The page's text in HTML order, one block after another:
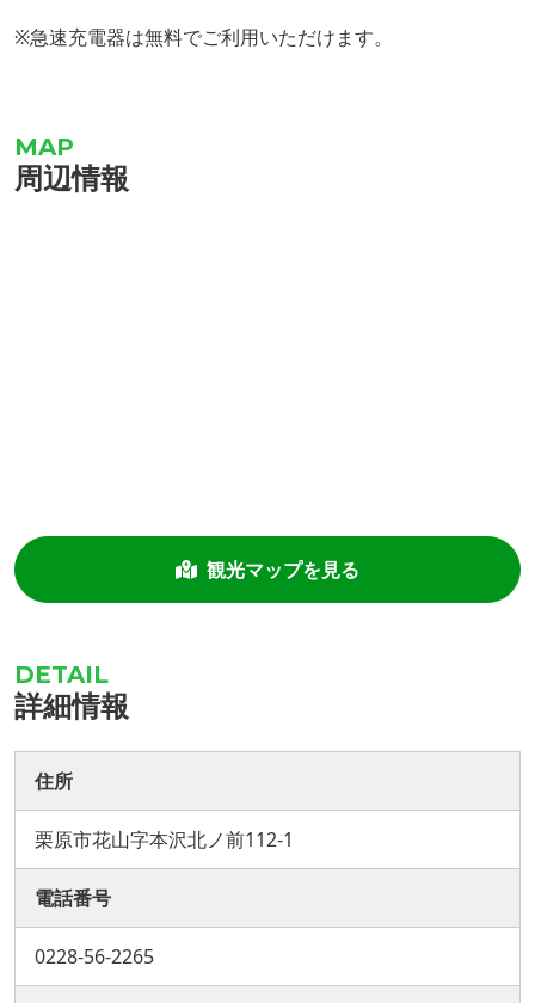
※急速充電器は無料でご利用いただけます。
周辺情報
観光マップを見る
詳細情報
住所
栗原市花山字本沢北ノ前112-1
電話番号
0228-56-2265